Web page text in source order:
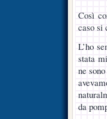
Così
caso si
L’ho
stata
ne
da